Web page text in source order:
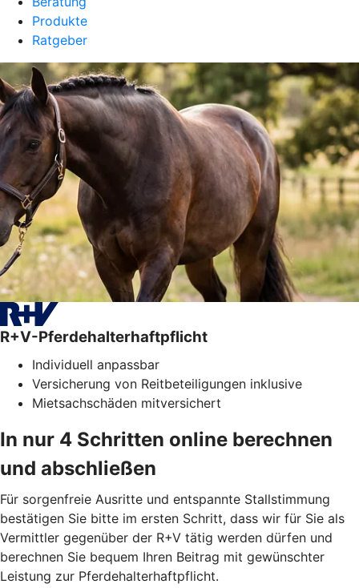
Produkte
Ratgeber
R+V-Pferdehalterhaftpflicht
Individuell anpassbar
Versicherung von Reitbeteiligungen inklusive
Mietsachschäden mitversichert
In nur 4 Schritten online berechnen
und abschließen
Für sorgenfreie Ausritte und entspannte Stallstimmung
bestätigen Sie bitte im ersten Schritt, dass wir für Sie als
Vermittler gegenüber der R+V tätig werden dürfen und
berechnen Sie bequem Ihren Beitrag mit gewünschter
Leistung zur Pferdehalterhaftpflicht.